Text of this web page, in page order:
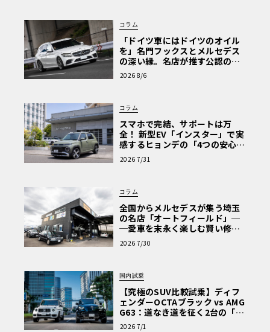
コラム
「ドイツ車にはドイツのオイル
を」名門フックスとメルセデス
の深い縁。名店が推す公認の安
心と、Cクラスで味わうシルキー
な走り〈PR〉
2026 8/6
コラム
スマホで完結、サポートは万
全！ 新型EV「インスター」で実
感するヒョンデの「4つの安心」
【第1回・ヒョンデ6つの疑問：
Why? Hyundai?】〈PR〉
2026 7/31
コラム
全国からメルセデスが集う埼玉
の名店「オートフィールド」─
─愛車を末永く楽しむ賢い修理
術と、プロがフックス製オイル
を選ぶ理由〈PR〉
2026 7/30
国内試乗
【究極のSUV比較試乗】ディフ
ェンダーOCTAブラック vs AMG
G63：道なき道を征く2台の「対
極的アプローチ」
2026 7/1